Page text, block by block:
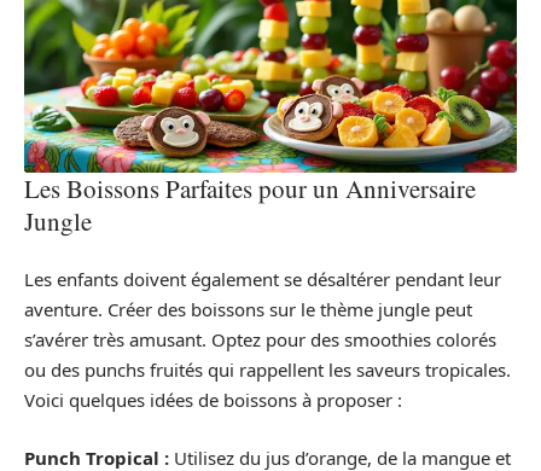
Les Boissons Parfaites pour un Anniversaire
Jungle
Les enfants doivent également se désaltérer pendant leur
aventure. Créer des boissons sur le thème jungle peut
s’avérer très amusant. Optez pour des smoothies colorés
ou des punchs fruités qui rappellent les saveurs tropicales.
Voici quelques idées de boissons à proposer :
Punch Tropical : Utilisez du jus d’orange, de la mangue et